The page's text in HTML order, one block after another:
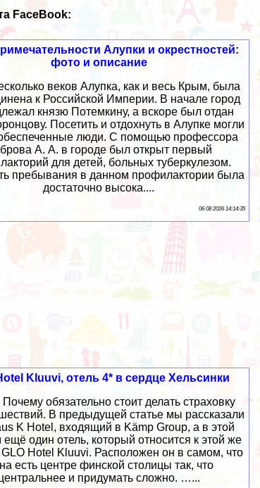
FaceBook:
Алупки и окрестностей:
фото и описание
веков Алупка, как и весь Крым, была
к Российской Империи. В начале город
князю Потемкину, а вскоре был отдан
Посетить и отдохнуть в Алупке могли
люди. С помощью профессора
А. А. в городе был открыт первый
для детей, больных туберкулезом.
пребывания в данном профилактории была
достаточно высока....
06 08 2026 14:14:35
Kluuvi, отель 4* в сердце Хельсинки
обязательно стоит делать страховку
В предыдущей статье мы рассказали
K Hotel, входящий в Kämp Group, а в этой
один отель, который относится к этой же
GLO Hotel Kluuvi. Расположен он в самом, что
есть центре финской столицы так, что
и придумать сложно. …...